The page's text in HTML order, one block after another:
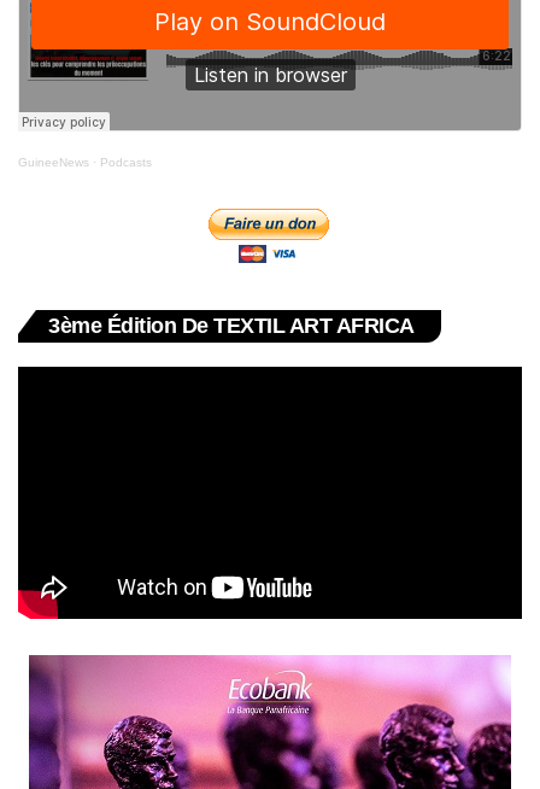
GuineeNews · Podcasts
3ème Édition De TEXTIL ART AFRICA